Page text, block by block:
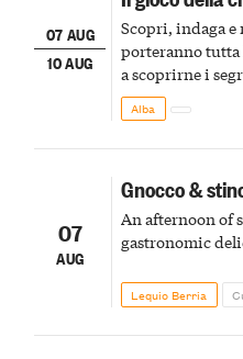
07 AUG
10 AUG
Scopri, indaga
porteranno
a scoprirne i
Alba
07
AUG
Gnocco &
An afternoon of
gastronomic
Lequio Berria